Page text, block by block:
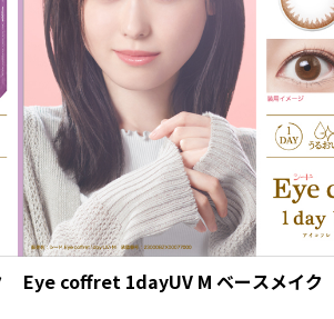
Eye coffret 1dayUV M ベースメイク